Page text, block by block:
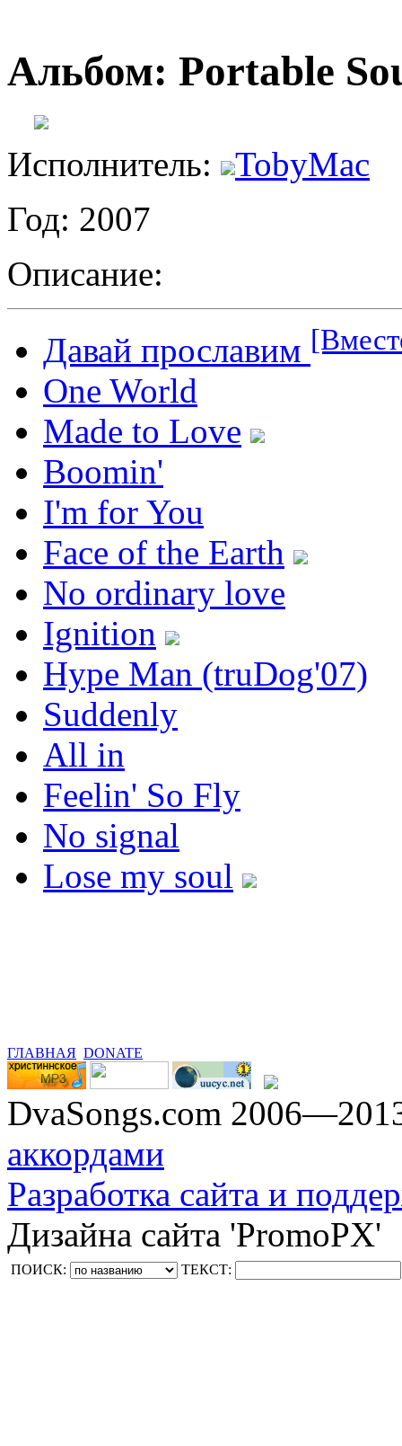
Альбом: Portable
Исполнитель:
TobyMac
Год: 2007
Описание:
Давай прославим
One World
Made to Love
Boomin'
I'm for You
Face of the Earth
No ordinary love
Ignition
Hype Man (truDog'07)
Suddenly
All in
Feelin' So Fly
No signal
Lose my soul
ГЛАВНАЯ DONATE
DvaSongs.com
аккордами
Разработка сайта и
Дизайна сайта 'PromoPX'
ПОИСК: ТЕКСТ: